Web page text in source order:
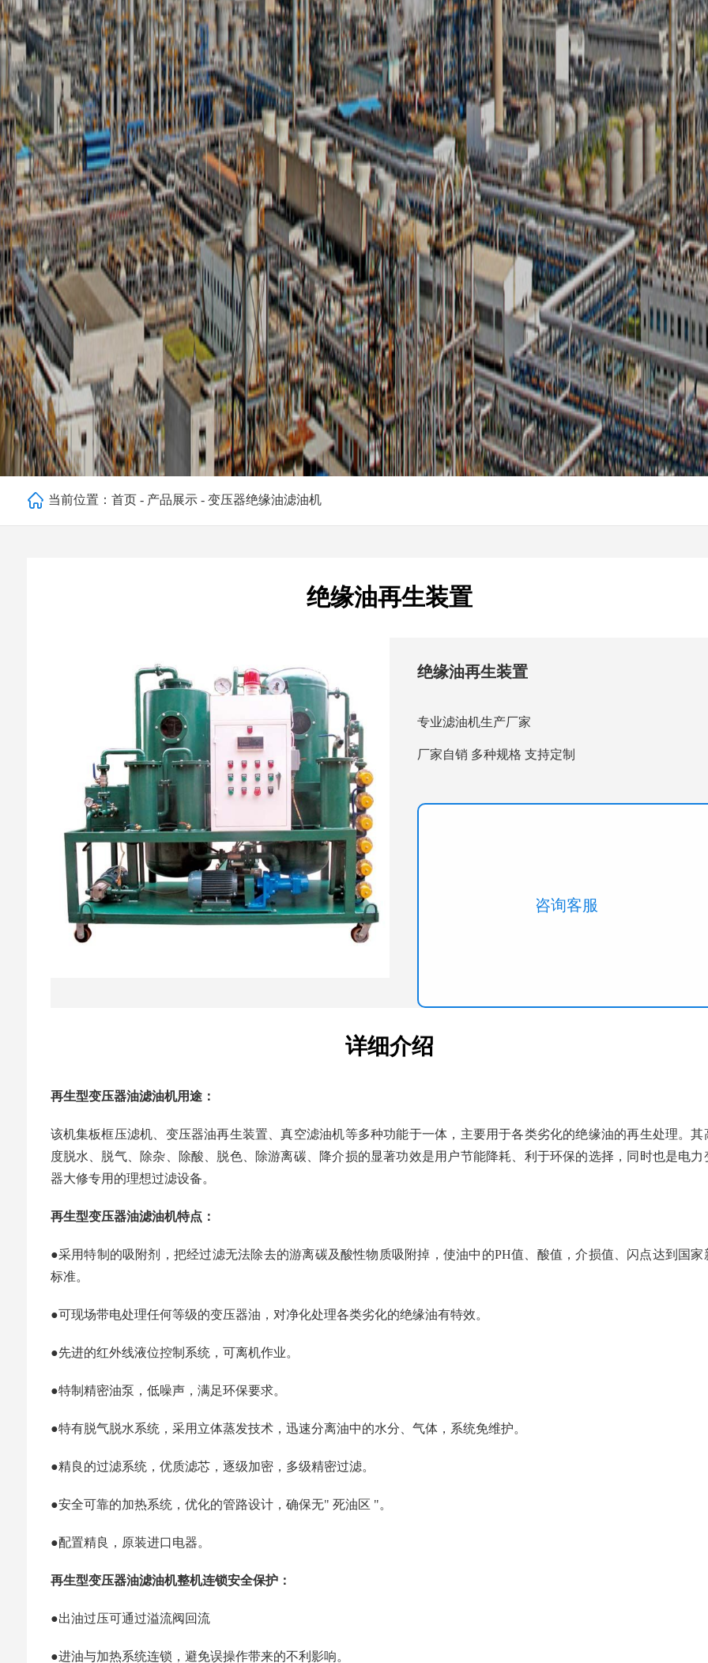
当前位置： 首页- 产品展示- 变压器绝缘油滤油机
绝缘油再生装置
绝缘油再生装置
专业滤油机生产厂家
厂家自销 多种规格 支持定制
咨询客服
详细介绍
再生型变压器油滤油机用途：
该机集板框压滤机、变压器油再生装置、真空滤油机等多种功能于一体，主要用于各类劣化的绝缘油的再生处理。其
度脱水、脱气、除杂、除酸、脱色、除游离碳、降介损的显著功效是用户节能降耗、利于环保的选择，同时也是电力
器大修专用的理想过滤设备。
再生型变压器油滤油机特点：
●采用特制的吸附剂，把经过滤无法除去的游离碳及酸性物质吸附掉，使油中的PH值、酸值，介损值、闪点达到国家
标准。
●可现场带电处理任何等级的变压器油，对净化处理各类劣化的绝缘油有特效。
●先进的红外线液位控制系统，可离机作业。
●特制精密油泵，低噪声，满足环保要求。
●特有脱气脱水系统，采用立体蒸发技术，迅速分离油中的水分、气体，系统免维护。
●精良的过滤系统，优质滤芯，逐级加密，多级精密过滤。
●安全可靠的加热系统，优化的管路设计，确保无" 死油区 "。
●配置精良，原装进口电器。
再生型变压器油滤油机整机连锁安全保护：
●出油过压可通过溢流阀回流
●进油与加热系统连锁，避免误操作带来的不利影响。